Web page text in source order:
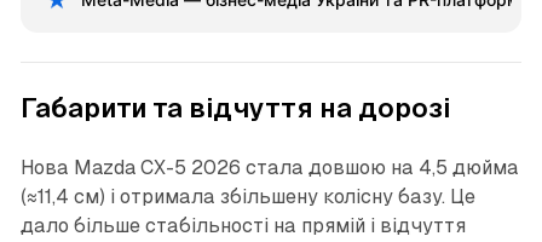
Габарити та відчуття на дорозі
Нова Mazda CX-5 2026 стала довшою на 4,5 дюйма
(≈11,4 см) і отримала збільшену колісну базу. Це
дало більше стабільності на прямій і відчуття